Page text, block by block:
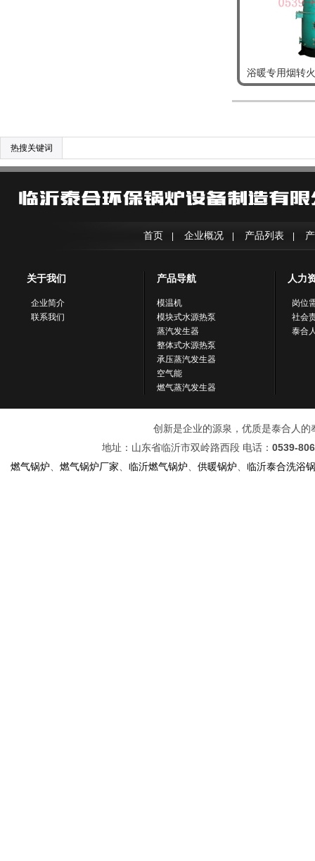
浴暖专用烟转
热搜关键词
首页 企业概况| 产品列表
关于我们
企业简介
联系我们
产品导航
模温机
模块式水源热泵
蒸汽发生器
整体式水源热泵
承压蒸汽发生器
空气能
燃气蒸汽发生器
人力
岗位
社会
泰合
创新是企业的源泉，优质是泰合人
地址：山东省临沂市双岭路西段 电话： 0539-
燃气锅炉
燃气锅炉厂家 临沂燃气锅炉 供暖锅炉 临沂泰合洗浴